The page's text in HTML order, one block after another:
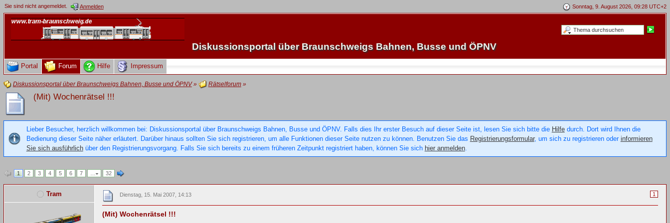
Sonntag, 9. August 2026, 09:28 UTC+2
Sie sind nicht angemeldet. Anmelden
Diskussionsportal über Braunschweigs Bahnen, Busse und ÖPNV
Portal Forum Hilfe Impressum
Diskussionsportal über Braunschweigs Bahnen, Busse und ÖPNV» Rätselforum»
(Mit) Wochenrätsel !!!
Lieber Besucher, herzlich willkommen bei: Diskussionsportal über Braunschweigs Bahnen, Busse und ÖPNV. Falls dies Ihr erster Besuch auf dieser Seite ist, lesen Sie sich bitte die Hilfedurch. Dort wird Ihnen die
Bedienung dieser Seite näher erläutert. Darüber hinaus sollten Sie sich registrieren, um alle Funktionen dieser Seite nutzen zu können. Benutzen Sie das Registrierungsformular, um sich zu registrieren oder informieren
Sie sich ausführlichüber den Registrierungsvorgang. Falls Sie sich bereits zu einem früheren Zeitpunkt registriert haben, können Sie sich hier anmelden.
1 2 3 4 5 6 7 … 32
Tram 1
Dienstag, 15. Mai 2007, 14:13
(Mit) Wochenrätsel !!!